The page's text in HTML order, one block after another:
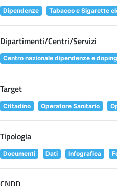
Dipendenze Tabacco e Sigarette
Dipartimenti/Centri/Servizi
Centro nazionale dipendenze e doping
Target
Cittadino Operatore Sanitario
Tipologia
Documenti Dati Infografica